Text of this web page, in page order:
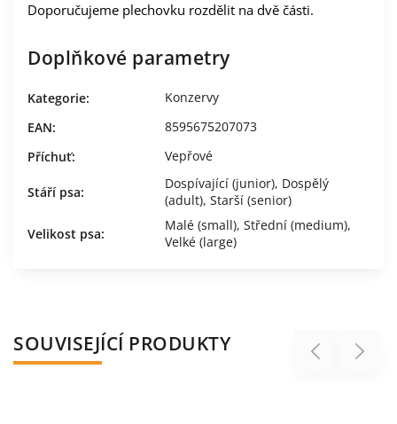
Doporučujeme plechovku rozdělit na dvě části.
Doplňkové parametry
Kategorie:
Konzervy
EAN:
8595675207073
Příchuť: Vepřové
Stáří psa:
Dospívající (junior), Dospělý
(adult), Starší (senior)
Velikost psa:
Malé (small), Střední (medium),
Velké (large)
SOUVISEJÍCÍ PRODUKTY Previous Next